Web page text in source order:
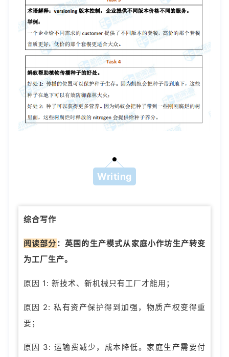
Writing
综合写作
阅读部分 ： 英国的生产模式从家庭小作坊生产转变
为工厂生产。
原因 1: 新技术、新机械只有工厂才能用；
原因 2: 私有资产保护得到加强，物质产权变得重
要；
原因 3: 运输费减少，成本降低。家庭生产需要付